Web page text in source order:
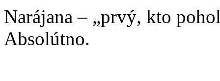
Narájana – „prvý, kto
Absolútno.